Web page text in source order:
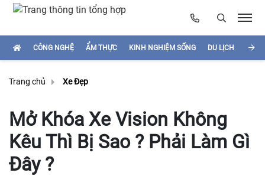
CÔNG NGHỆ ẨM THỰC KINH NGHIỆM SỐNG DU LỊCH
Trang chủ Xe Đẹp
Mở Khóa Xe Vision Không
Kêu Thì Bị Sao ? Phải Làm Gì
Đây ?